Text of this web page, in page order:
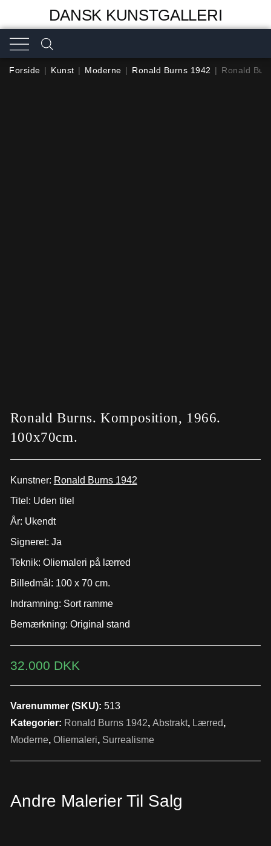
DANSK KUNSTGALLERI
Forside | Kunst | Moderne | Ronald Burns 1942 | Ronald
Ronald Burns. Komposition, 1966.
100x70cm.
Kunstner: Ronald Burns 1942
Titel: Uden titel
År: Ukendt
Signeret: Ja
Teknik: Oliemaleri på lærred
Billedmål: 100 x 70 cm.
Indramning: Sort ramme
Bemærkning: Original stand
32.000 DKK
Varenummer (SKU): 513
Kategorier: Ronald Burns 1942, Abstrakt, Lærred,
Moderne, Oliemaleri, Surrealisme
Andre Malerier Til Salg